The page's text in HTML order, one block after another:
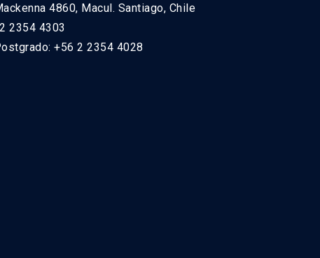
4860, Macul. Santiago, Chile
2354 4303
+56 2 2354 4028